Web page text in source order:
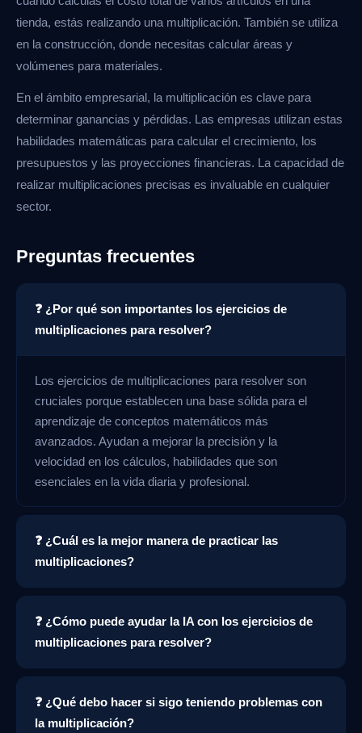
tienda, estás realizando una multiplicación. También se utiliza
en la construcción, donde necesitas calcular áreas y
volúmenes para materiales.
En el ámbito empresarial, la multiplicación es clave para
determinar ganancias y pérdidas. Las empresas utilizan estas
habilidades matemáticas para calcular el crecimiento, los
presupuestos y las proyecciones financieras. La capacidad de
realizar multiplicaciones precisas es invaluable en cualquier
sector.
Preguntas frecuentes
❓ ¿Por qué son importantes los ejercicios de
multiplicaciones para resolver?
Los ejercicios de multiplicaciones para resolver son
cruciales porque establecen una base sólida para el
aprendizaje de conceptos matemáticos más
avanzados. Ayudan a mejorar la precisión y la
velocidad en los cálculos, habilidades que son
esenciales en la vida diaria y profesional.
❓ ¿Cuál es la mejor manera de practicar las
multiplicaciones?
❓ ¿Cómo puede ayudar la IA con los ejercicios de
multiplicaciones para resolver?
❓ ¿Qué debo hacer si sigo teniendo problemas con
la multiplicación?